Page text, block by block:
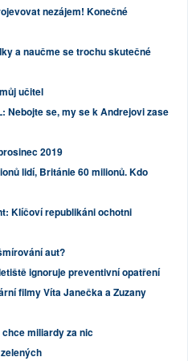
nezájem! Konečné
a naučme se trochu skutečné
učitel
Nebojte se, my se k Andrejovi zase
2019
lidí, Británie 60 milionů. Kdo
Klíčoví republikáni ochotni
aut?
ignoruje preventivní opatření
filmy Víta Janečka a Zuzany
miliardy za nic